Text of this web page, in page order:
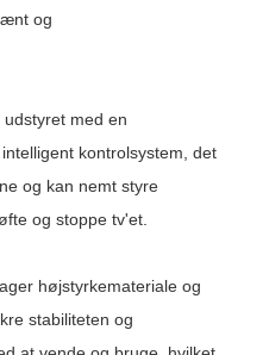
og
med en
kontrolsystem, det
og kan nemt styre
og stoppe tv'et.
højstyrkemateriale og
stabiliteten og